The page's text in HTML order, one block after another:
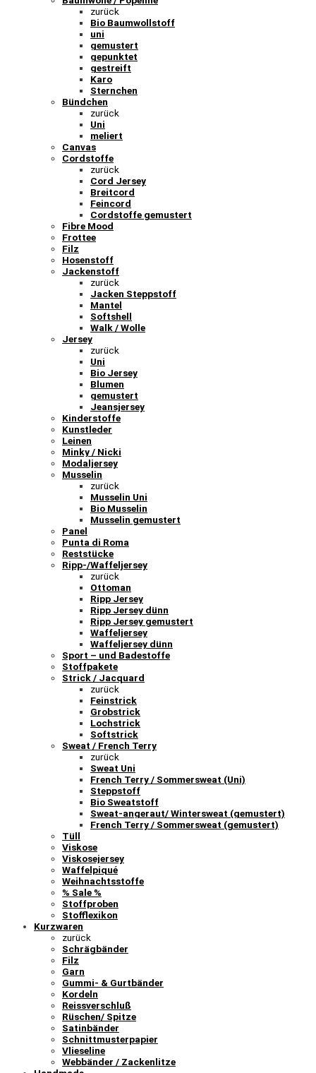
zurück
Bio Baumwollstoff
uni
gemustert
gepunktet
gestreift
Karo
Sternchen
Bündchen
zurück
Uni
meliert
Canvas
Cordstoffe
zurück
Cord Jersey
Breitcord
Feincord
Cordstoffe gemustert
Fibre Mood
Frottee
Filz
Hosenstoff
Jackenstoff
zurück
Jacken Steppstoff
Mantel
Softshell
Walk / Wolle
Jersey
zurück
Uni
Bio Jersey
Blumen
gemustert
Jeansjersey
Kinderstoffe
Kunstleder
Leinen
Minky / Nicki
Modaljersey
Musselin
zurück
Musselin Uni
Bio Musselin
Musselin gemustert
Panel
Punta di Roma
Reststücke
Ripp-/Waffeljersey
zurück
Ottoman
Ripp Jersey
Ripp Jersey dünn
Ripp Jersey gemustert
Waffeljersey
Waffeljersey dünn
Sport – und Badestoffe
Stoffpakete
Strick / Jacquard
zurück
Feinstrick
Grobstrick
Lochstrick
Softstrick
Sweat / French Terry
zurück
Sweat Uni
French Terry / Sommersweat (Uni)
Steppstoff
Bio Sweatstoff
Sweat-angeraut/ Wintersweat (gemustert)
French Terry / Sommersweat (gemustert)
Tüll
Viskose
Viskosejersey
Waffelpiqué
Weihnachtsstoffe
% Sale %
Stoffproben
Stofflexikon
Kurzwaren
zurück
Schrägbänder
Filz
Garn
Gummi- & Gurtbänder
Kordeln
Reissverschluß
Rüschen/ Spitze
Satinbänder
Schnittmusterpapier
Vlieseline
Webbänder / Zackenlitze